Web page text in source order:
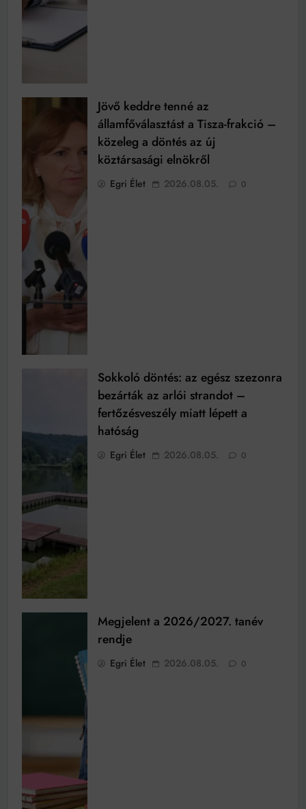
Jövő keddre tenné az
államfőválasztást a Tisza-frakció –
közeleg a döntés az új
köztársasági elnökről
Egri Élet 2026.08.05. 0
Sokkoló döntés: az egész szezonra
bezárták az arlói strandot –
fertőzésveszély miatt lépett a
hatóság
Egri Élet 2026.08.05. 0
Megjelent a 2026/2027. tanév
rendje
Egri Élet 2026.08.05. 0